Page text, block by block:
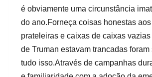
é obviamente uma circunstância
do ano.Forneça coisas honestas
prateleiras e caixas de caixas
de Truman estavam trancadas foram
tudo isso.Através de campanhas